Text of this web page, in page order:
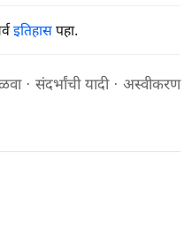
इतिहास पहा.
· संदर्भांची यादी· अस्वीकरण